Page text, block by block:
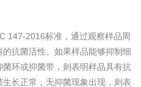
147-2016标准，通过观察样品周
抗菌活性。如果样品能够抑制细
环或抑菌带，则表明样品具有抗
长正常，无抑菌现象出现，则表
测